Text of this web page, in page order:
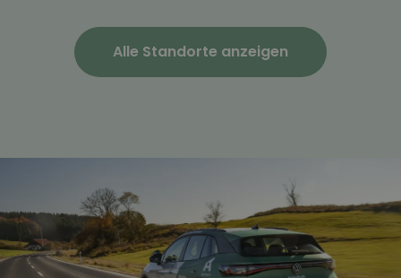
Alle Standorte anzeigen